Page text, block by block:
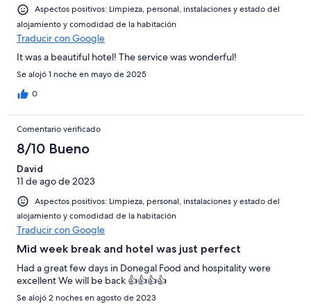
Aspectos positivos: Limpieza, personal, instalaciones y estado del
alojamiento y comodidad de la habitación
Traducir con Google
It was a beautiful hotel! The service was wonderful!
Se alojó 1 noche en mayo de 2025
0
Comentario verificado
8/10 Bueno
David
11 de ago de 2023
Aspectos positivos: Limpieza, personal, instalaciones y estado del
alojamiento y comodidad de la habitación
Traducir con Google
Mid week break and hotel was just perfect
Had a great few days in Donegal Food and hospitality were
excellent We will be back 👍👍👍👍
Se alojó 2 noches en agosto de 2023